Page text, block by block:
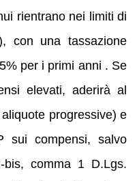
rientrano nei limiti di
con una tassazione
per i primi anni . Se
elevati, aderirà al
progressive) e
sui compensi, salvo
comma 1 D.Lgs.